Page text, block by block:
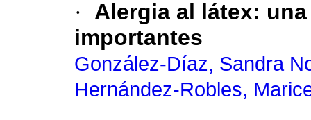
·
Alergia al látex:
importantes
González-Díaz, Sandra
Hernández-Robles,